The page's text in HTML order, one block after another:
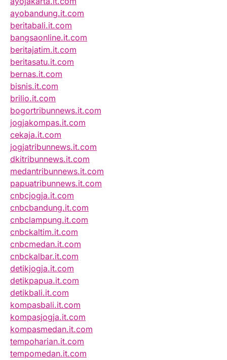
ayobandung.it.com
beritabali.it.com
bangsaonline.it.com
beritajatim.it.com
beritasatu.it.com
bernas.it.com
bisnis.it.com
brilio.it.com
bogortribunnews.it.com
jogjakompas.it.com
cekaja.it.com
jogjatribunnews.it.com
dkitribunnews.it.com
medantribunnews.it.com
papuatribunnews.it.com
cnbcjogja.it.com
cnbcbandung.it.com
cnbclampung.it.com
cnbckaltim.it.com
cnbcmedan.it.com
cnbckalbar.it.com
detikjogja.it.com
detikpapua.it.com
detikbali.it.com
kompasbali.it.com
kompasjogja.it.com
kompasmedan.it.com
tempoharian.it.com
tempomedan.it.com